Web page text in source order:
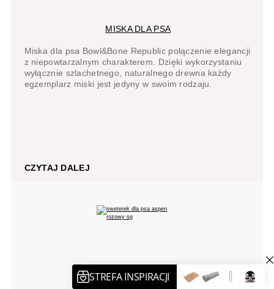
MISKA DLA PSA
Miska dla psa Bowl&Bone Republic połączenie elegancji
z niepowtarzalnym charakterem. Dzięki wykorzystaniu
wyłącznie szlachetnego, naturalnego drewna każdy
egzemplarz miski jest jedyny w swoim rodzaju.
CZYTAJ DALEJ
UBRANKO DLA PSA